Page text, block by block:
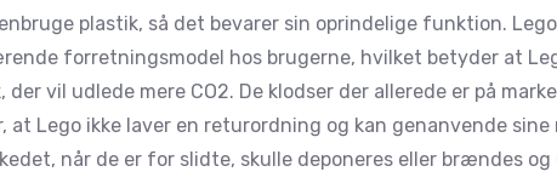
plastik, så det bevarer sin oprindelige funktion.
forretningsmodel hos brugerne, hvilket betyder at
der vil udlede mere CO2. De klodser der allerede er på
at Lego ikke laver en returordning og kan genanvende sine
når de er for slidte, skulle deponeres eller brændes og